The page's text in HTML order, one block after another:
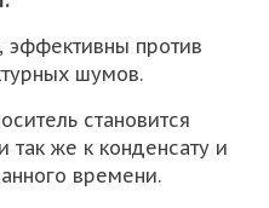
эффективны против
шумов.
становится
так же к конденсату и
времени.